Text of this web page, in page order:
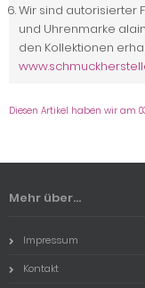
Wir sind autorisierter
und Uhrenmarke
den Kollektionen
Diesen Artikel haben wir am
Mehr über...
Impressum
Kontakt